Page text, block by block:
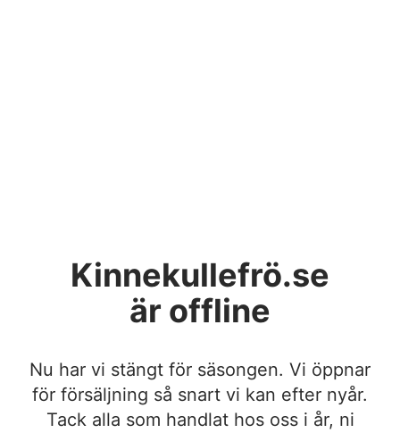
Kinnekullefrö.se
är offline
Nu har vi stängt för säsongen. Vi öppnar
för försäljning så snart vi kan efter nyår.
Tack alla som handlat hos oss i år, ni